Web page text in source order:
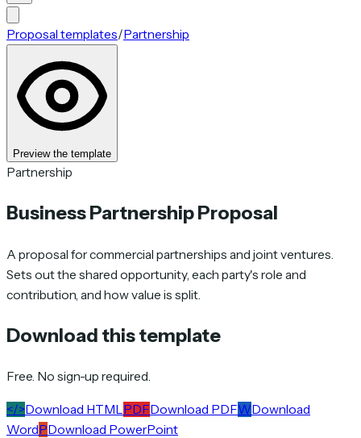
Proposal templates/Partnership
Preview the template
Partnership
Business Partnership Proposal
A proposal for commercial partnerships and joint ventures.
Sets out the shared opportunity, each party's role and
contribution, and how value is split.
Download this template
Free. No sign-up required.
</>Download HTML PDFDownload PDFWDownload
WordPDownload PowerPoint